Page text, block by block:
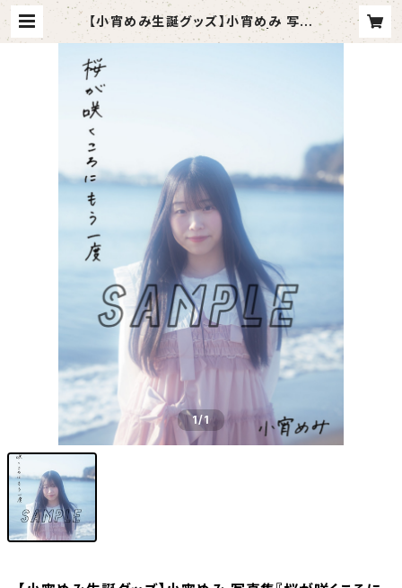
【小宵めみ生誕グッズ】小宵めみ 写真
集『桜が咲くころにもう一度』 | Draw
1/1